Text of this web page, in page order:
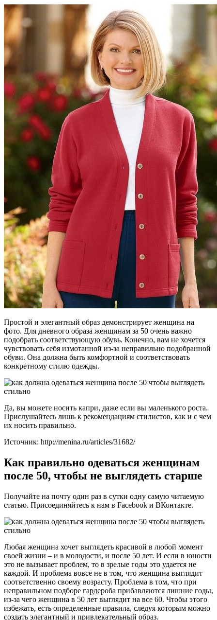
Простой и элегантный образ демонстрирует женщина на
фото. Для дневного образа женщинам за 50 очень важно
подобрать соответствующую обувь. Конечно, вам не хочется
чувствовать себя измотанной из-за неправильно подобранной
обуви. Она должна быть комфортной и соответствовать
конкретному стилю одежды.
Да, вы можете носить капри, даже если вы маленького роста.
Прислушайтесь лишь к рекомендациям стилистов, как и с чем
их носить правильно.
Источник: http://menina.ru/articles/31682/
Как правильно одеваться женщинам
после 50, чтобы не выглядеть старше
Получайте на почту один раз в сутки одну самую читаемую
статью. Присоединяйтесь к нам в Facebook и ВКонтакте.
Любая женщина хочет выглядеть красивой в любой момент
своей жизни – и в молодости, и после 50 лет. И если в юности
это не вызывает проблем, то в зрелые годы это удается не
каждой. И проблема вовсе не в том, что женщина выглядит
соответственно своему возрасту. Проблема в том, что при
неправильном подборе гардероба прибавляются лишние годы,
из-за чего женщина в 50 лет выглядит на все 60. Чтобы этого
избежать, есть определенные правила, следуя которым можно
создать элегантный и привлекательный образ.